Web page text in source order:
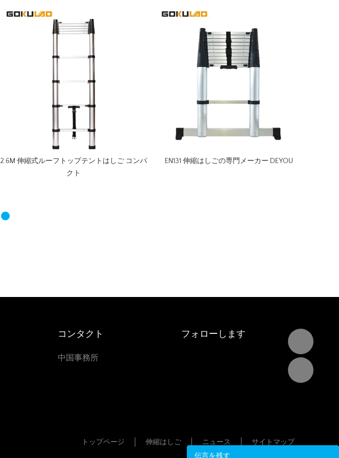
2.6M 伸縮式ルーフトップテントはしご コンパ
クト
EN131 伸縮はしごの専門メーカー DEYOU
コンタクト
中国事務所
フォローします
トップページ 伸縮はしご ニュース
サイトマップ
伝言を残す